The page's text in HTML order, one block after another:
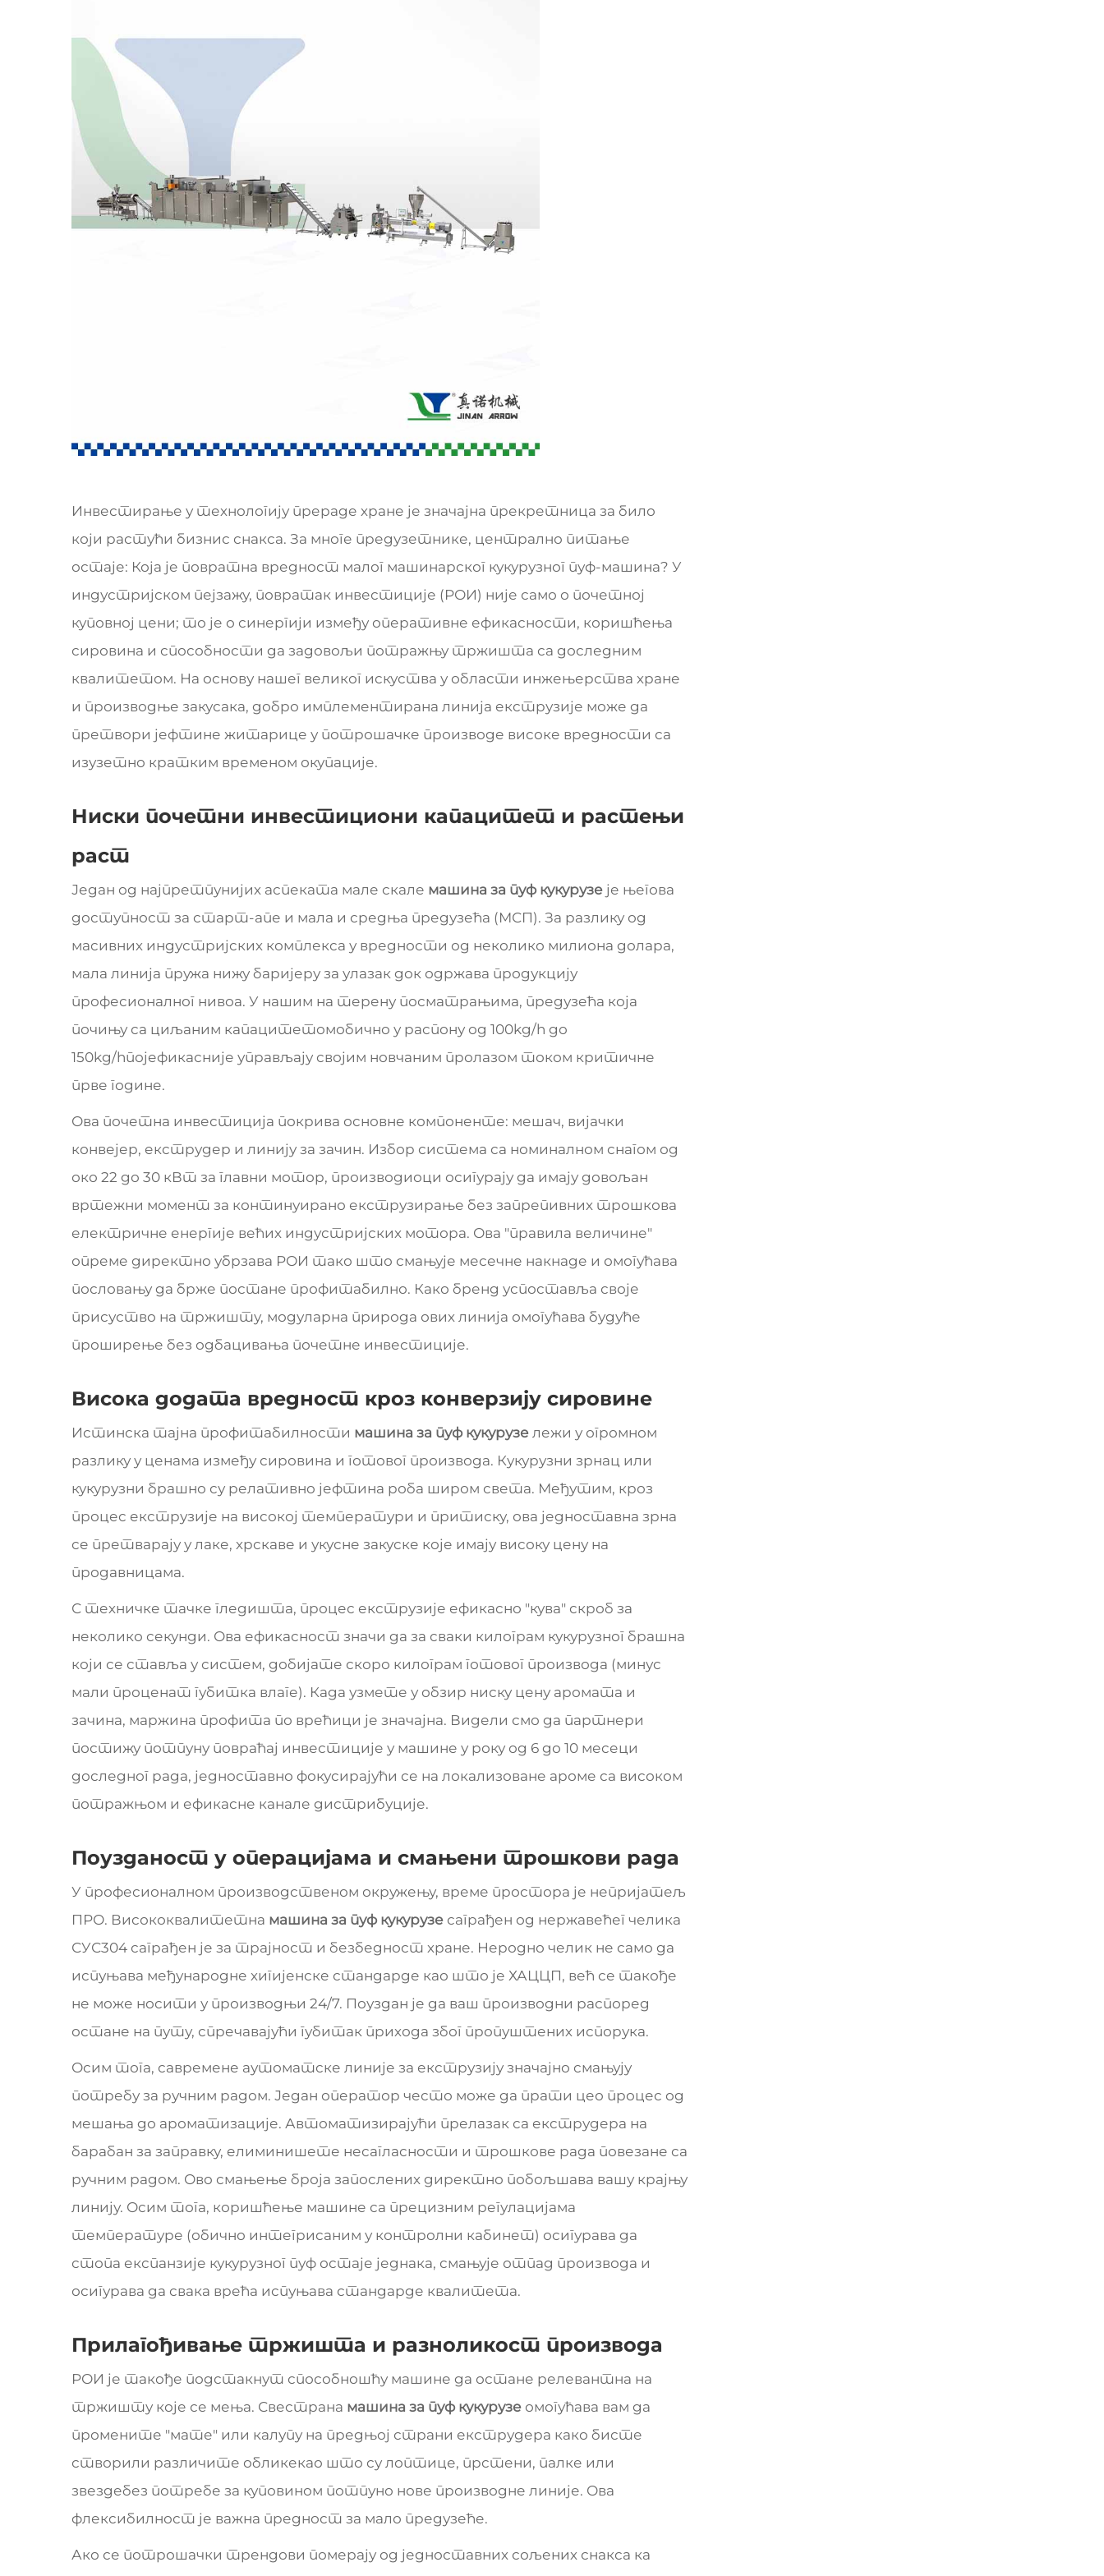
Инвестирање у технологију прераде хране је значајна прекретница за било
који растући бизнис снакса. За многе предузетнике, централно питање
остаје: Која је повратна вредност малог машинарског кукурузног пуф-машина? У
индустријском пејзажу, повратак инвестиције (РОИ) није само о почетној
куповној цени; то је о синергији између оперативне ефикасности, коришћења
сировина и способности да задовољи потражњу тржишта са доследним
квалитетом. На основу нашег великог искуства у области инжењерства хране
и производње закусака, добро имплементирана линија екструзије може да
претвори јефтине житарице у потрошачке производе високе вредности са
изузетно кратким временом окупације.
Ниски почетни инвестициони капацитет и растењи
раст
Један од најпретпунијих аспеката мале скале машина за пуф кукурузе је његова
доступност за старт-апе и мала и средња предузећа (МСП). За разлику од
масивних индустријских комплекса у вредности од неколико милиона долара,
мала линија пружа нижу баријеру за улазак док одржава продукцију
професионалног нивоа. У нашим на терену посматрањима, предузећа која
почињу са циљаним капацитетомобично у распону од 100kg/h до
150kg/hпојефикасније управљају својим новчаним пролазом током критичне
прве године.
Ова почетна инвестиција покрива основне компоненте: мешач, вијачки
конвејер, екструдер и линију за зачин. Избор система са номиналном снагом од
око 22 до 30 кВт за главни мотор, производиоци осигурају да имају довољан
вртежни момент за континуирано екструзирање без запрепивних трошкова
електричне енергије већих индустријских мотора. Ова "правила величине"
опреме директно убрзава РОИ тако што смањује месечне накнаде и омогућава
пословању да брже постане профитабилно. Како бренд успоставља своје
присуство на тржишту, модуларна природа ових линија омогућава будуће
проширење без одбацивања почетне инвестиције.
Висока додата вредност кроз конверзију сировине
Истинска тајна профитабилности машина за пуф кукурузе лежи у огромном
разлику у ценама између сировина и готовог производа. Кукурузни зрнац или
кукурузни брашно су релативно јефтина роба широм света. Међутим, кроз
процес екструзије на високој температури и притиску, ова једноставна зрна
се претварају у лаке, хрскаве и укусне закуске које имају високу цену на
продавницама.
С техничке тачке гледишта, процес екструзије ефикасно "кува" скроб за
неколико секунди. Ова ефикасност значи да за сваки килограм кукурузног брашна
који се ставља у систем, добијате скоро килограм готовог производа (минус
мали проценат губитка влаге). Када узмете у обзир ниску цену аромата и
зачина, маржина профита по врећици је значајна. Видели смо да партнери
постижу потпуну повраћај инвестиције у машине у року од 6 до 10 месеци
доследног рада, једноставно фокусирајући се на локализоване ароме са високом
потражњом и ефикасне канале дистрибуције.
Поузданост у операцијама и смањени трошкови рада
У професионалном производственом окружењу, време простора је непријатељ
ПРО. Висококвалитетна машина за пуф кукурузе саграђен од нержавећег челика
СУС304 саграђен је за трајност и безбедност хране. Неродно челик не само да
испуњава међународне хигијенске стандарде као што је ХАЦЦП, већ се такође
не може носити у производњи 24/7. Поуздан је да ваш производни распоред
остане на путу, спречавајући губитак прихода због пропуштених испорука.
Осим тога, савремене аутоматске линије за екструзију значајно смањују
потребу за ручним радом. Један оператор често може да прати цео процес од
мешања до ароматизације. Автоматизирајући прелазак са екструдера на
барабан за заправку, елиминишете несагласности и трошкове рада повезане са
ручним радом. Ово смањење броја запослених директно побољшава вашу крајњу
линију. Осим тога, коришћење машине са прецизним регулацијама
температуре (обично интегрисаним у контролни кабинет) осигурава да
стопа експанзије кукурузног пуф остаје једнака, смањује отпад производа и
осигурава да свака врећа испуњава стандарде квалитета.
Прилагођивање тржишта и разноликост производа
РОИ је такође подстакнут способношћу машине да остане релевантна на
тржишту које се мења. Свестрана машина за пуф кукурузе омогућава вам да
промените "мате" или калупу на предњој страни екструдера како бисте
створили различите обликекао што су лоптице, прстени, палке или
звездебез потребе за куповином потпуно нове производне линије. Ова
флексибилност је важна предност за мало предузеће.
Ако се потрошачки трендови померају од једноставних сољених снакса ка